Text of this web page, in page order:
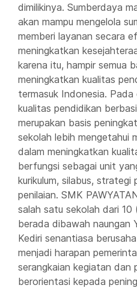
dimilikinya. Sumberdaya
akan mampu mengelola
memberi layanan secara
meningkatkan
karena itu, hampir semua
meningkatkan kualitas
termasuk Indonesia.
kualitas pendidikan
merupakan basis
sekolah lebih mengetahui
dalam meningkatkan
berfungsi sebagai unit
kurikulum, silabus, strategi
penilaian. SMK
salah satu sekolah dari 10
berada dibawah naungan
Kediri senantiasa
menjadi harapan
serangkaian kegiatan dan
berorientasi kepada